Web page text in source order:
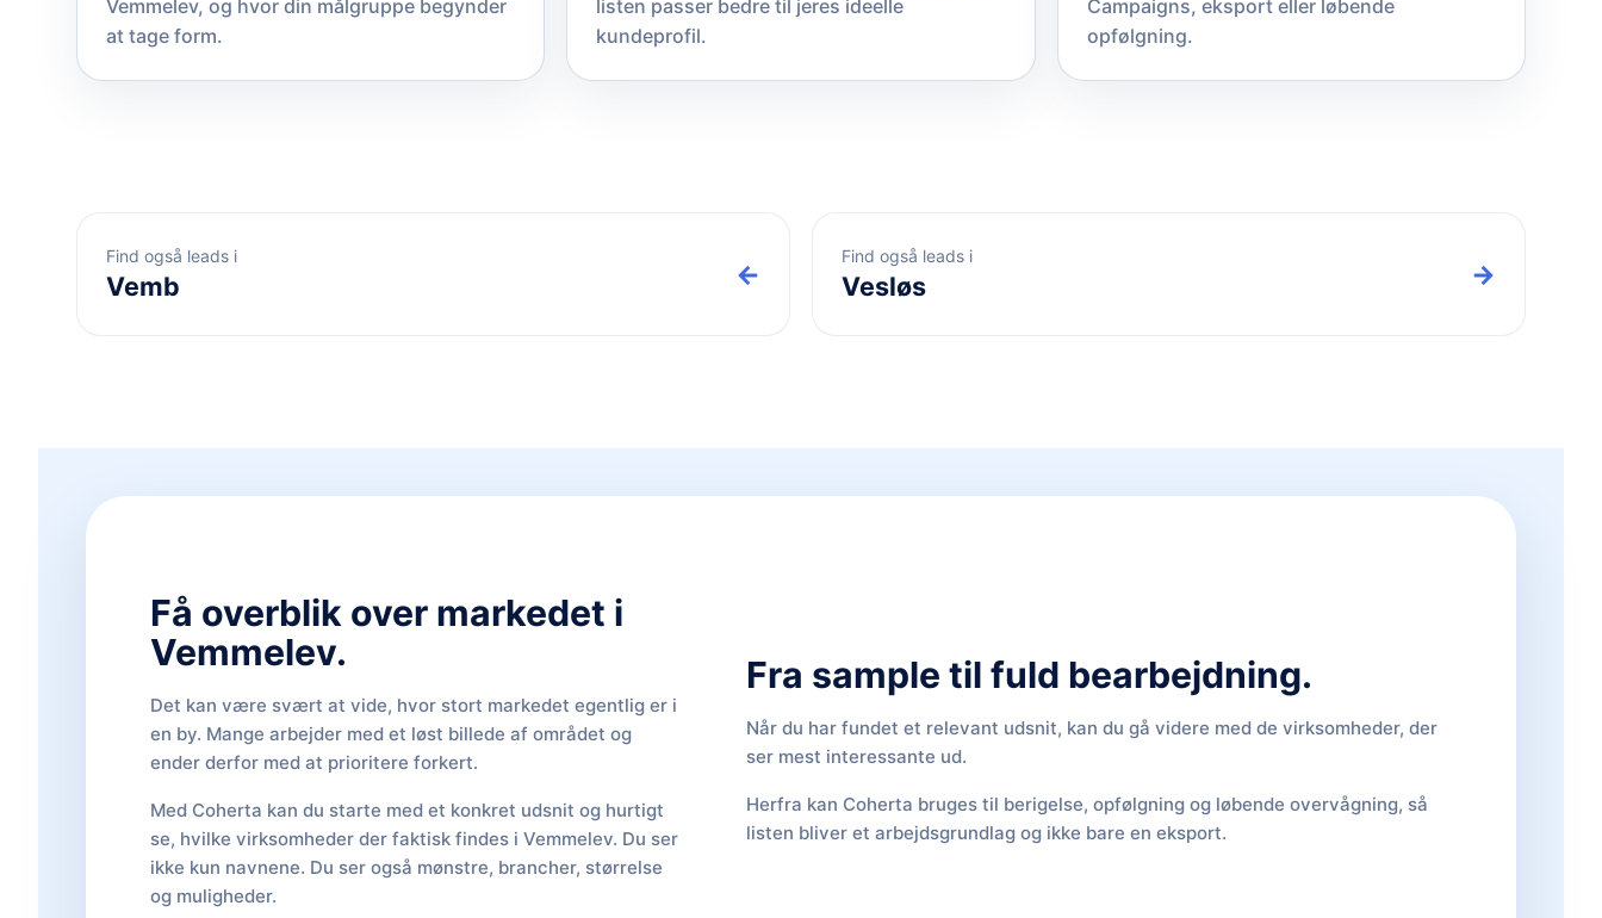
Vemmelev, og hvor din målgruppe begynder
at tage form.
listen passer bedre til jeres ideelle
kundeprofil.
Campaigns, eksport eller løbende
opfølgning.
Find også leads i
Vemb ←
Find også leads i
Vesløs →
Få overblik over markedet i
Vemmelev.
Det kan være svært at vide, hvor stort markedet egentlig er i
en by. Mange arbejder med et løst billede af området og
ender derfor med at prioritere forkert.
Med Coherta kan du starte med et konkret udsnit og hurtigt
se, hvilke virksomheder der faktisk findes i Vemmelev. Du ser
ikke kun navnene. Du ser også mønstre, brancher, størrelse
og muligheder.
Fra sample til fuld bearbejdning.
Når du har fundet et relevant udsnit, kan du gå videre med de virksomheder, der
ser mest interessante ud.
Herfra kan Coherta bruges til berigelse, opfølgning og løbende overvågning, så
listen bliver et arbejdsgrundlag og ikke bare en eksport.